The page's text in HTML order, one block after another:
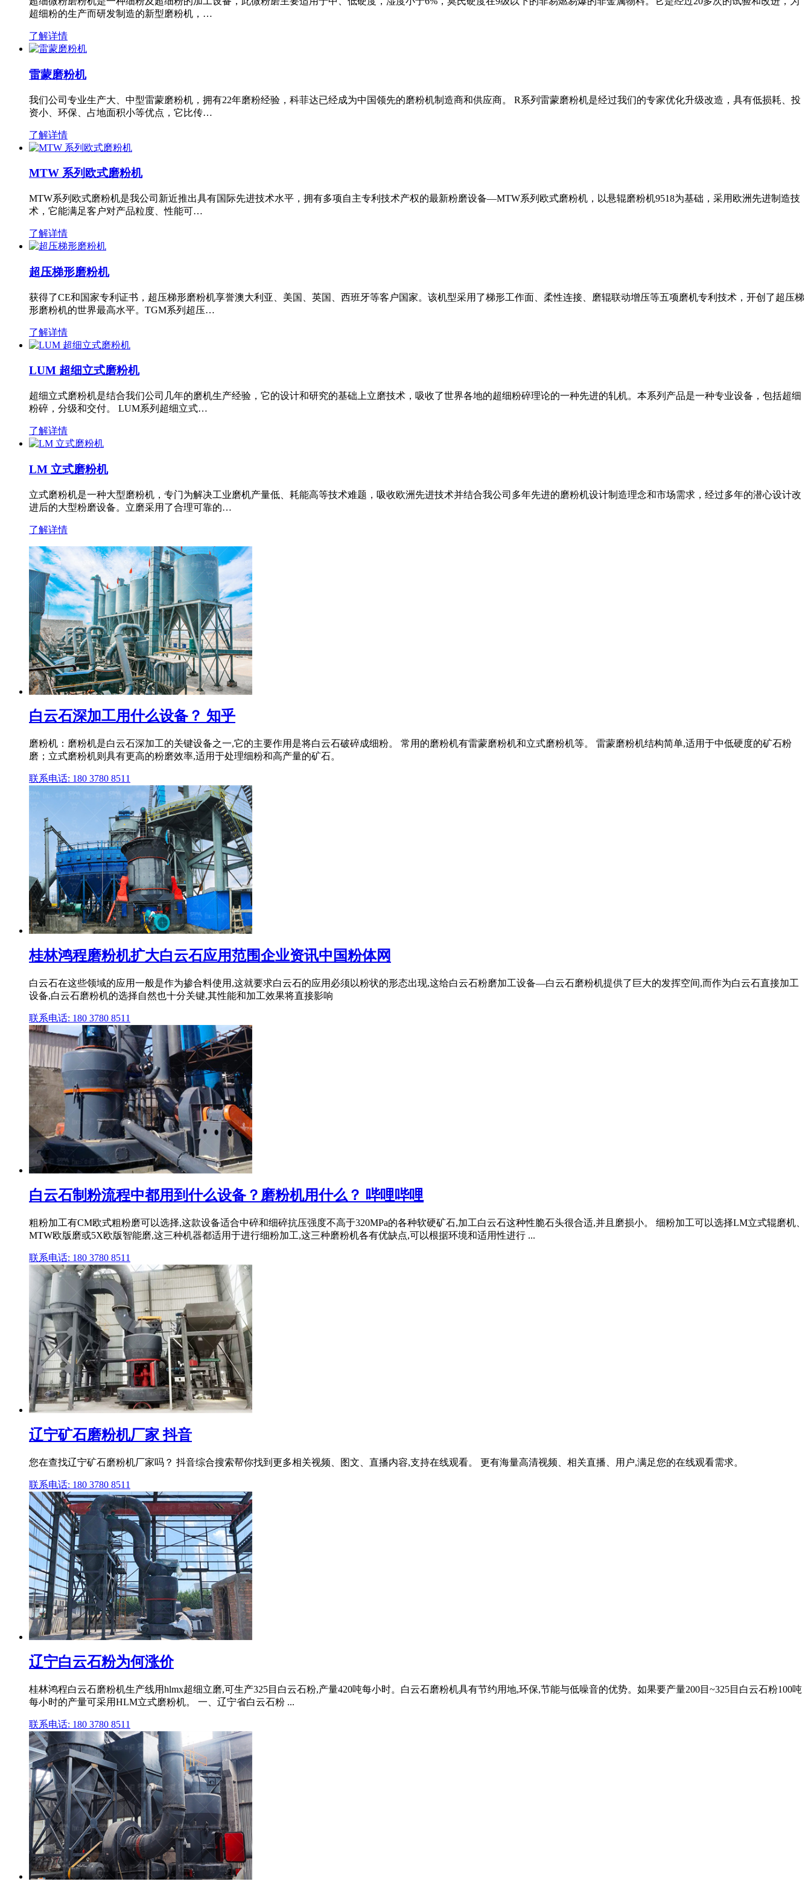
超细粉的生产而研发制造的新型磨粉机，…
了解详情
雷蒙磨粉机
我们公司专业生产大、中型雷蒙磨粉机，拥有22年磨粉经验，科菲达已经成为中国领先的磨粉机制造商和供应商。 R系列雷蒙磨粉机是经过我们的专家优化升级改造，具有低损耗、投
资小、环保、占地面积小等优点，它比传…
了解详情
MTW 系列欧式磨粉机
MTW系列欧式磨粉机是我公司新近推出具有国际先进技术水平，拥有多项自主专利技术产权的最新粉磨设备—MTW系列欧式磨粉机，以悬辊磨粉机9518为基础，采用欧洲先进制造技
术，它能满足客户对产品粒度、性能可…
了解详情
超压梯形磨粉机
获得了CE和国家专利证书，超压梯形磨粉机享誉澳大利亚、美国、英国、西班牙等客户国家。该机型采用了梯形工作面、柔性连接、磨辊联动增压等五项磨机专利技术，开创了超压梯
形磨粉机的世界最高水平。TGM系列超压…
了解详情
LUM 超细立式磨粉机
超细立式磨粉机是结合我们公司几年的磨机生产经验，它的设计和研究的基础上立磨技术，吸收了世界各地的超细粉碎理论的一种先进的轧机。本系列产品是一种专业设备，包括超细
粉碎，分级和交付。 LUM系列超细立式…
了解详情
LM 立式磨粉机
立式磨粉机是一种大型磨粉机，专门为解决工业磨机产量低、耗能高等技术难题，吸收欧洲先进技术并结合我公司多年先进的磨粉机设计制造理念和市场需求，经过多年的潜心设计改
进后的大型粉磨设备。立磨采用了合理可靠的…
了解详情
白云石深加工用什么设备？ 知乎
磨粉机：磨粉机是白云石深加工的关键设备之一,它的主要作用是将白云石破碎成细粉。 常用的磨粉机有雷蒙磨粉机和立式磨粉机等。 雷蒙磨粉机结构简单,适用于中低硬度的矿石粉
磨；立式磨粉机则具有更高的粉磨效率,适用于处理细粉和高产量的矿石。
联系电话: 180 3780 8511
桂林鸿程磨粉机扩大白云石应用范围企业资讯中国粉体网
白云石在这些领域的应用一般是作为掺合料使用,这就要求白云石的应用必须以粉状的形态出现,这给白云石粉磨加工设备—白云石磨粉机提供了巨大的发挥空间,而作为白云石直接加工
设备,白云石磨粉机的选择自然也十分关键,其性能和加工效果将直接影响
联系电话: 180 3780 8511
白云石制粉流程中都用到什么设备？磨粉机用什么？ 哔哩哔哩
粗粉加工有CM欧式粗粉磨可以选择,这款设备适合中碎和细碎抗压强度不高于320MPa的各种软硬矿石,加工白云石这种性脆石头很合适,并且磨损小。 细粉加工可以选择LM立式辊磨机、
MTW欧版磨或5X欧版智能磨,这三种机器都适用于进行细粉加工,这三种磨粉机各有优缺点,可以根据环境和适用性进行 ...
联系电话: 180 3780 8511
辽宁矿石磨粉机厂家 抖音
您在查找辽宁矿石磨粉机厂家吗？ 抖音综合搜索帮你找到更多相关视频、图文、直播内容,支持在线观看。 更有海量高清视频、相关直播、用户,满足您的在线观看需求。
联系电话: 180 3780 8511
辽宁白云石粉为何涨价
桂林鸿程白云石磨粉机生产线用hlmx超细立磨,可生产325目白云石粉,产量420吨每小时。白云石磨粉机具有节约用地,环保,节能与低噪音的优势。如果要产量200目~325目白云石粉100吨
每小时的产量可采用HLM立式磨粉机。 一、辽宁省白云石粉 ...
联系电话: 180 3780 8511